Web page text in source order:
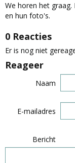
We horen het
en hun foto's.
0 Reacties
Er is nog niet
Reageer
Naam
E-mailadres
Bericht